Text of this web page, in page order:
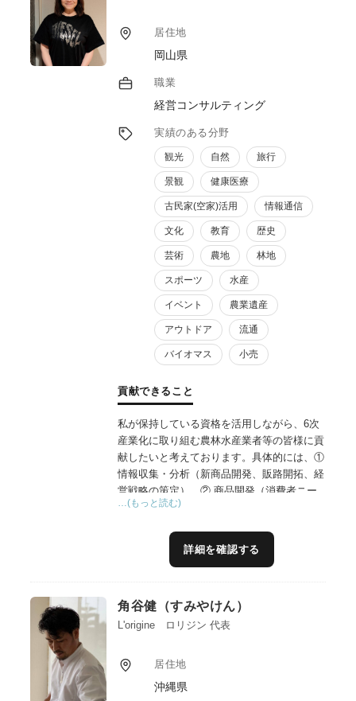
山漁村の宝選定や、環境省のグッドライフア
ワード受賞、オーライニッポン大賞受賞など
の受賞歴もあります。
居住地
岡山県
職業
経営コンサルティング
実績のある分野
観光 自然 旅行
景観 健康医療
古民家(空家)活用 情報通信
文化 教育 歴史
芸術 農地 林地
スポーツ 水産
イベント 農業遺産
アウトドア 流通
バイオマス 小売
貢献できること
私が保持している資格を活用しながら、6次
産業化に取り組む農林水産業者等の皆様に貢
献したいと考えております。具体的には、①
情報収集・分析（新商品開発、販路開拓、経
営戦略の策定）、② 商品開発（消費者ニー
ズや市場動向を分析し、ニーズに合致した新
のネーミングやパッケージデザイン、広告文
案なども作成支援、インフルエンサーマーケ
ーケティング戦略を立案・実行、SNSやWeb
サイトなどを活用した販促活動）、④人材育
海外進出支援など様々な形で6次産業化に取
り組む農林水産業者等の皆様を支援して行き
たいと考えております。また、ブランドマネ
…(もっと読む)
詳細を確認する
角谷健（すみやけん）
L'origine ロリジン 代表
居住地
沖縄県